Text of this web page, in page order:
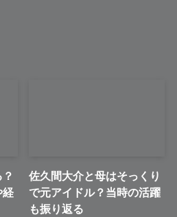
経
佐久間大介と母はそっくり
で元アイドル？当時の活躍
も振り返る